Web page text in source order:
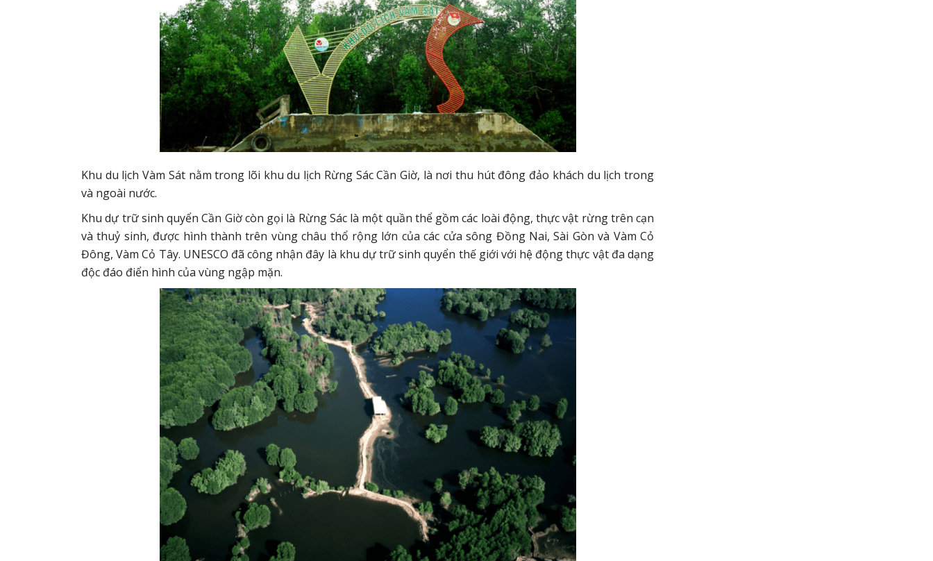
Khu du lịch Vàm Sát nằm trong lõi khu du lịch Rừng Sác Cần Giờ, là nơi thu hút đông đảo khách du lịch trong
và ngoài nước.
Khu dự trữ sinh quyển Cần Giờ còn gọi là Rừng Sác là một quần thể gồm các loài động, thực vật rừng trên cạn
và thuỷ sinh, được hình thành trên vùng châu thổ rộng lớn của các cửa sông Đồng Nai, Sài Gòn và Vàm Cỏ
Đông, Vàm Cỏ Tây. UNESCO đã công nhận đây là khu dự trữ sinh quyển thế giới với hệ động thực vật đa dạng
độc đáo điển hình của vùng ngập mặn.